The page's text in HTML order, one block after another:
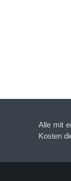
Alle mit
Kosten